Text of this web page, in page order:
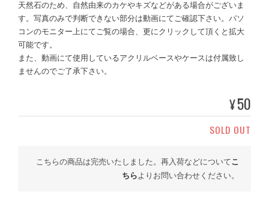
天然石のため、自然由来のカケやキズなどがある場合がございま
す。写真のみで判断できない部分は動画にてご確認下さい。パソ
コンのモニター上にてご覧の場合、更にクリックして頂くと拡大
可能です。
また、動画にて使用しているアクリルベースやケースは付属致し
ませんのでご了承下さい。
¥50
SOLD OUT
こちらの商品は完売いたしました。再入荷などについてこ
ちらよりお問い合わせください。